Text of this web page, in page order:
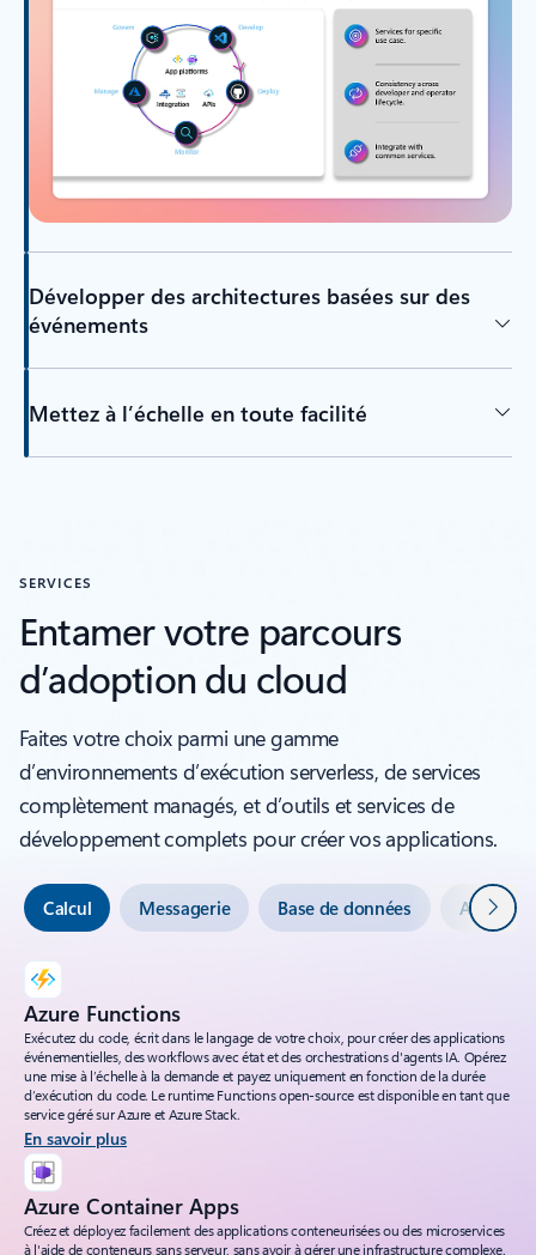
Développer des architectures basées sur des
événements
Mettez à l’échelle en toute facilité
SERVICES
Entamer votre parcours
d’adoption du cloud
Faites votre choix parmi une gamme
d’environnements d’exécution serverless, de services
complètement managés, et d’outils et services de
développement complets pour créer vos applications.
Calcul Messagerie Base de données
Azure Functions
Exécutez du code, écrit dans le langage de votre choix, pour créer des applications
événementielles, des workflows avec état et des orchestrations d'agents IA. Opérez
une mise à l’échelle à la demande et payez uniquement en fonction de la durée
d’exécution du code. Le runtime Functions open-source est disponible en tant que
service géré sur Azure et Azure Stack.
En savoir plus
Azure Container Apps
Créez et déployez facilement des applications conteneurisées ou des microservices
à l'aide de conteneurs sans serveur, sans avoir à gérer une infrastructure complexe.